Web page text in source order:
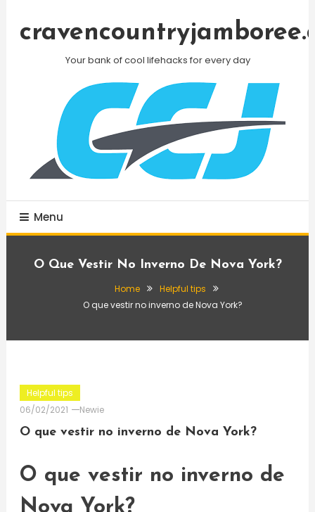
Your bank of cool lifehacks for every day
Menu
O Que Vestir No Inverno De Nova York?
Home
Helpful tips
O que vestir no inverno de Nova York?
Helpful tips
06/02/2021
Newie
O que vestir no inverno de Nova York?
O que vestir no inverno de
Nova York?